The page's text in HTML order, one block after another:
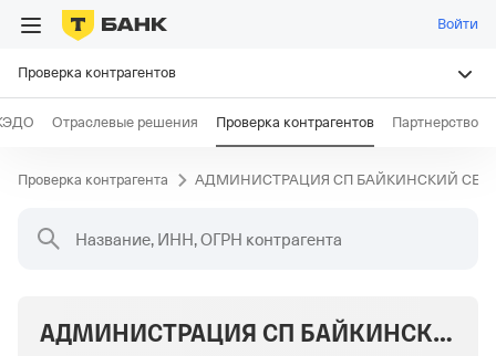
Войти
Проверка контрагентов
Отраслевые решения Проверка контрагентов Партнерство
Проверка контрагента АДМИНИСТРАЦИЯ СП БАЙКИНСКИЙ
Название, ИНН, ОГРН контрагента
АДМИНИСТРАЦИЯ СП БАЙКИНСКИЙ СЕЛЬСОВЕТ МР КАРАИДЕЛЬСКИЙ РАЙОН РБ